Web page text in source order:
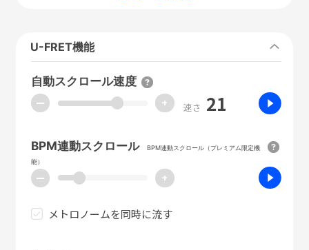
U-FRET機能
自動スクロール速度
ー + 速さ 21
BPM連動スクロール
BPM連動スクロール（プレミアム限定機
能）
ー +
メトロノームを同時に流す